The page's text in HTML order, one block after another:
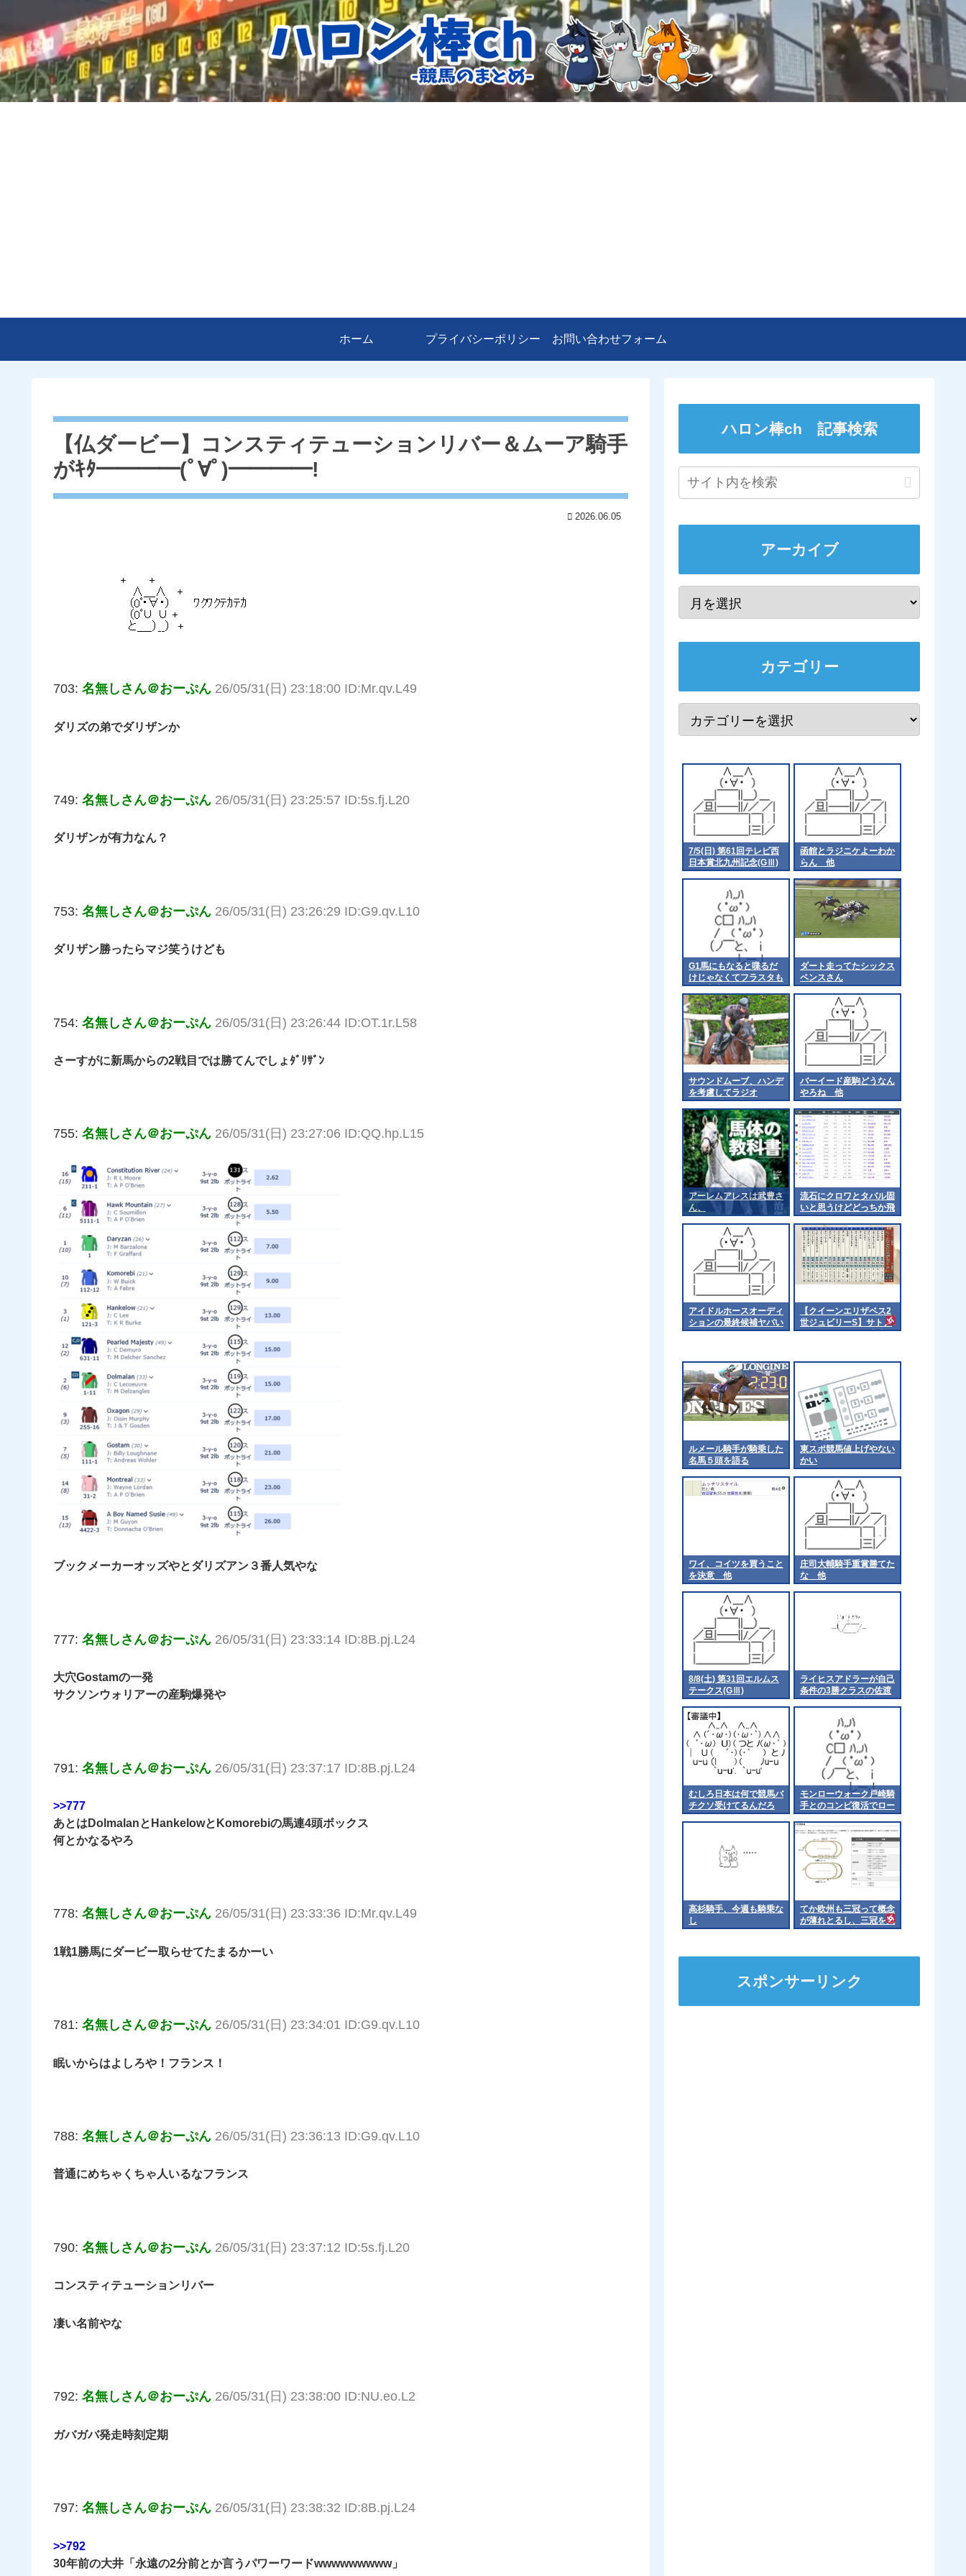
ホーム プライバシーポリシー お問い合わせフォーム
【仏ダービー】コンスティテューションリバー＆ムーア騎手
がｷﾀ━━━━(ﾟ∀ﾟ)━━━━!
2026.06.05
703: 名無しさん＠おーぷん 26/05/31(日) 23:18:00 ID:Mr.qv.L49
ダリズの弟でダリザンか
749: 名無しさん＠おーぷん 26/05/31(日) 23:25:57 ID:5s.fj.L20
ダリザンが有力なん？
753: 名無しさん＠おーぷん 26/05/31(日) 23:26:29 ID:G9.qv.L10
ダリザン勝ったらマジ笑うけども
754: 名無しさん＠おーぷん 26/05/31(日) 23:26:44 ID:OT.1r.L58
さーすがに新馬からの2戦目では勝てんでしょﾀﾞﾘｻﾞﾝ
755: 名無しさん＠おーぷん 26/05/31(日) 23:27:06 ID:QQ.hp.L15
ブックメーカーオッズやとダリズアン３番人気やな
777: 名無しさん＠おーぷん 26/05/31(日) 23:33:14 ID:8B.pj.L24
大穴Gostamの一発
サクソンウォリアーの産駒爆発や
791: 名無しさん＠おーぷん 26/05/31(日) 23:37:17 ID:8B.pj.L24
>>777
あとはDolmalanとHankelowとKomorebiの馬連4頭ボックス
何とかなるやろ
778: 名無しさん＠おーぷん 26/05/31(日) 23:33:36 ID:Mr.qv.L49
1戦1勝馬にダービー取らせてたまるかーい
781: 名無しさん＠おーぷん 26/05/31(日) 23:34:01 ID:G9.qv.L10
眠いからはよしろや！フランス！
788: 名無しさん＠おーぷん 26/05/31(日) 23:36:13 ID:G9.qv.L10
普通にめちゃくちゃ人いるなフランス
790: 名無しさん＠おーぷん 26/05/31(日) 23:37:12 ID:5s.fj.L20
コンスティテューションリバー
凄い名前やな
792: 名無しさん＠おーぷん 26/05/31(日) 23:38:00 ID:NU.eo.L2
ガバガバ発走時刻定期
797: 名無しさん＠おーぷん 26/05/31(日) 23:38:32 ID:8B.pj.L24
>>792
30年前の大井「永遠の2分前とか言うパワーワードwwwwwwwww」
ハロン棒ch 記事検索
アーカイブ
カテゴリー
7/5(日) 第61回テレビ西
日本賞北九州記念(GⅢ)
part1
函館とラジニケよーわか
らん 他
G1馬にもなると喋るだ
けじゃなくてフラスタも
贈呈出来るんやなぁ
ダート走ってたシックス
ペンスさん
サウンドムーブ、ハンデ
を考慮してラジオ
NIKKEI賞回避
バーイード産駒どうなん
やろね 他
アーレムアレスは武豊さ
ん、
流石にクロワとタバル固
いと思うけどどっちか飛
ぶ可能性ってあると思う
か？ 他
アイドルホースオーディ
ションの最終候補ヤバい
な 他
【クイーンエリザベス2
世ジュビリーS】サトノ
レーヴとルガルが出走
ルメール騎手が騎乗した
名馬５頭を語る
東スポ競馬値上げやない
かい
ワイ、コイツを買うこと
を決意 他
庄司大輔騎手重賞勝てた
な 他
8/8(土) 第31回エルムス
テークス(GⅢ)
ライヒスアドラーが自己
条件の3勝クラスの佐渡
ステークスに出走
むしろ日本は何で競馬バ
チクソ受けてるんだろ
モンローウォーク戸崎騎
手とのコンビ復活でロー
ズSへ 他
高杉騎手、今週も騎乗な
し
てか欧州も三冠って概念
が薄れとるし、三冠を気
にするのは日本くらいに
スポンサーリンク